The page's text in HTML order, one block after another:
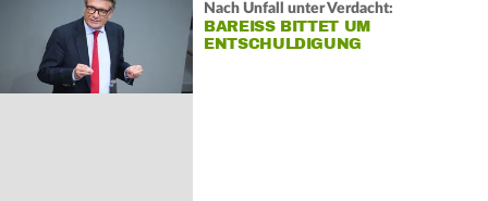
Nach Unfall unter Verdacht:
BAREISS BITTET UM E
NTSCHULDIGUNG